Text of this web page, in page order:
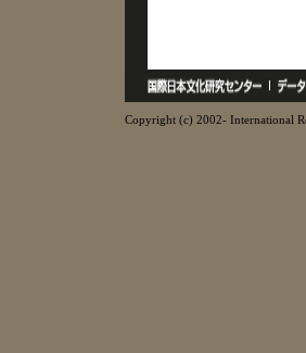
Copyright (c) 2002- International